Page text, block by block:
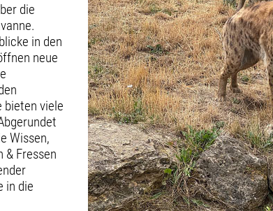
die
in den
neue
bieten viele
Wissen,
& Fressen
in die